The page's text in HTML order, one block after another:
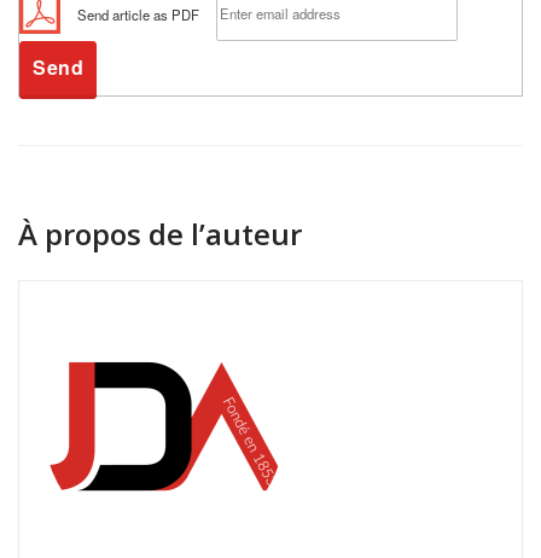
Send article as PDF
À propos de l’auteur